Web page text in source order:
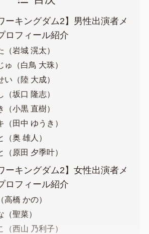
ーキングダム2】男性出演者メ
ロフィール紹介
（岩城 滉太）
ゅ（白鳥 大珠）
い（陸 大成）
（坂口 隆志）
（小黒 直樹）
（田中 ゆうき）
（奥 雄人）
（原田 夕季叶）
ーキングダム2】女性出演者メ
ロフィール紹介
高橋 かの）
（聖菜）
（西山 乃利子）